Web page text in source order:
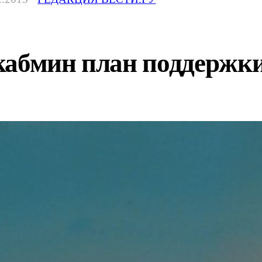
план